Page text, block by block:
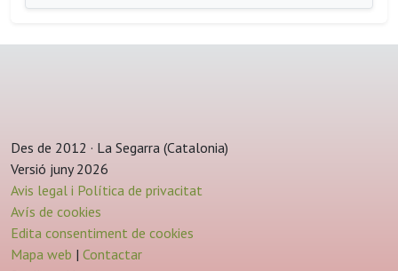
Des de 2012 · La Segarra (Catalonia)
Versió juny 2026
Avis legal i Política de privacitat
Avís de cookies
Edita consentiment de cookies
Mapa web | Contactar